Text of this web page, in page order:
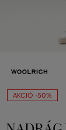
AKCIÓ -50%